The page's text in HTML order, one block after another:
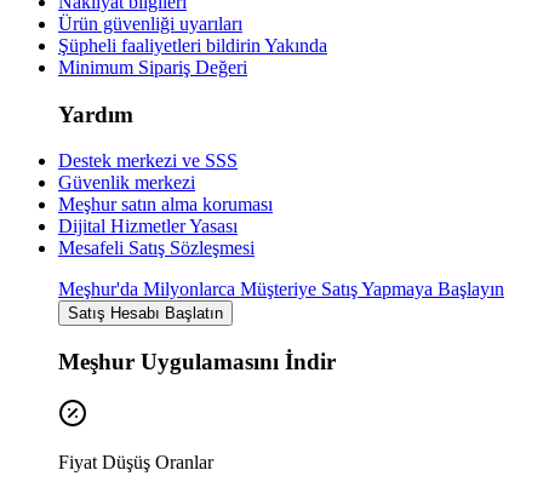
Ürün güvenliği uyarıları
Şüpheli faaliyetleri bildirin Yakında
Minimum Sipariş Değeri
Yardım
Destek merkezi ve SSS
Güvenlik merkezi
Meşhur satın alma koruması
Dijital Hizmetler Yasası
Mesafeli Satış Sözleşmesi
Meşhur'da Milyonlarca Müşteriye Satış Yapmaya Başlayın
Satış Hesabı Başlatın
Meşhur Uygulamasını İndir
Fiyat Düşüş Oranlar